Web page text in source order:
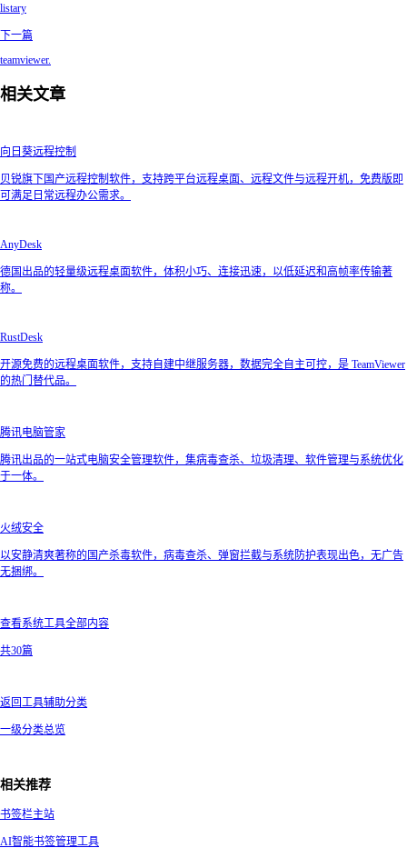
listary
下一篇
teamviewer.
相关文章
向日葵远程控制
贝锐旗下国产远程控制软件，支持跨平台远程桌面、远程文件与远程开机，免费版即
可满足日常远程办公需求。
AnyDesk
德国出品的轻量级远程桌面软件，体积小巧、连接迅速，以低延迟和高帧率传输著
称。
RustDesk
开源免费的远程桌面软件，支持自建中继服务器，数据完全自主可控，是 TeamViewer
的热门替代品。
腾讯电脑管家
腾讯出品的一站式电脑安全管理软件，集病毒查杀、垃圾清理、软件管理与系统优化
于一体。
火绒安全
以安静清爽著称的国产杀毒软件，病毒查杀、弹窗拦截与系统防护表现出色，无广告
无捆绑。
查看系统工具全部内容
共30篇
返回工具辅助分类
一级分类总览
相关推荐
书签栏主站
AI智能书签管理工具